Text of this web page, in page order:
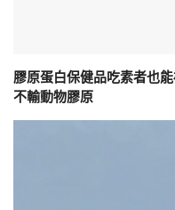
膠原蛋白保健品吃素者也
不輸動物膠原